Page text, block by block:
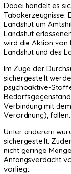
Dabei handelt es
Tabakerzeugnisse.
Landshut um
Landshut
wird die Aktion von
Landshut und des
Im Zuge der
sichergestellt
psychoaktive-
Verbindung mit
Verordnung), fallen.
Unter anderem
sichergestellt.
nicht geringe
Anfangsverdacht
vorliegt.